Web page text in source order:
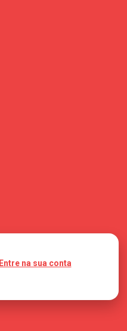
Entre na sua conta